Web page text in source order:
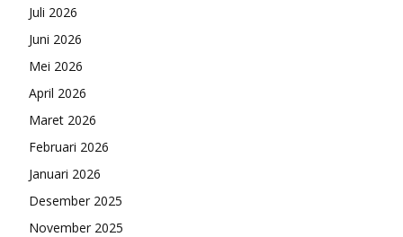
Juli 2026
Juni 2026
Mei 2026
April 2026
Maret 2026
Februari 2026
Januari 2026
Desember 2025
November 2025